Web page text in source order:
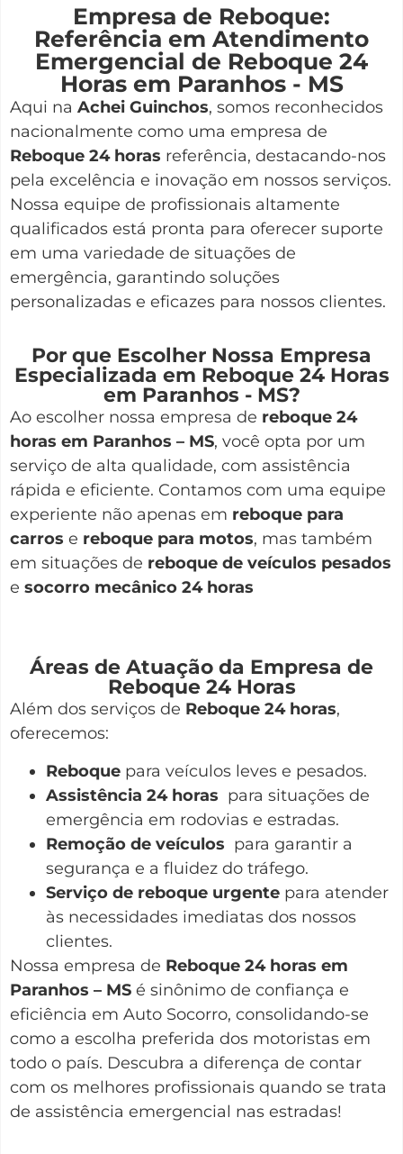
Empresa de Reboque:
Referência em Atendimento
Emergencial de Reboque 24
Horas em Paranhos - MS
Aqui na Achei Guinchos, somos reconhecidos
nacionalmente como uma empresa de
Reboque 24 horas referência, destacando-nos
pela excelência e inovação em nossos serviços.
Nossa equipe de profissionais altamente
qualificados está pronta para oferecer suporte
em uma variedade de situações de
emergência, garantindo soluções
personalizadas e eficazes para nossos clientes.
Por que Escolher Nossa Empresa
Especializada em Reboque 24 Horas
em Paranhos - MS?
Ao escolher nossa empresa de reboque 24
horas em Paranhos – MS, você opta por um
serviço de alta qualidade, com assistência
rápida e eficiente. Contamos com uma equipe
experiente não apenas em reboque para
carros e reboque para motos, mas também
em situações de reboque de veículos pesados
e socorro mecânico 24 horas
Áreas de Atuação da Empresa de
Reboque 24 Horas
Além dos serviços de Reboque 24 horas,
oferecemos:
Reboque para veículos leves e pesados.
Assistência 24 horas para situações de
emergência em rodovias e estradas.
Remoção de veículos para garantir a
segurança e a fluidez do tráfego.
Serviço de reboque urgente para atender
às necessidades imediatas dos nossos
clientes.
Nossa empresa de Reboque 24 horas em
Paranhos – MS é sinônimo de confiança e
eficiência em Auto Socorro, consolidando-se
como a escolha preferida dos motoristas em
todo o país. Descubra a diferença de contar
com os melhores profissionais quando se trata
de assistência emergencial nas estradas!